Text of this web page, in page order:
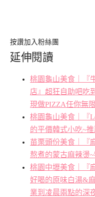
按讚加入粉絲團
延伸閱讀
桃園龜山美食｜『
店』超狂自助吧吃
現做PIZZA任你無
桃園龜山美食｜『
的平價韓式小吃~
苗栗頭份美食｜『
熬煮的蒙古麻辣燙
桃園中壢美食｜『
好喝的原味白湯&
業到凌晨兩點的深